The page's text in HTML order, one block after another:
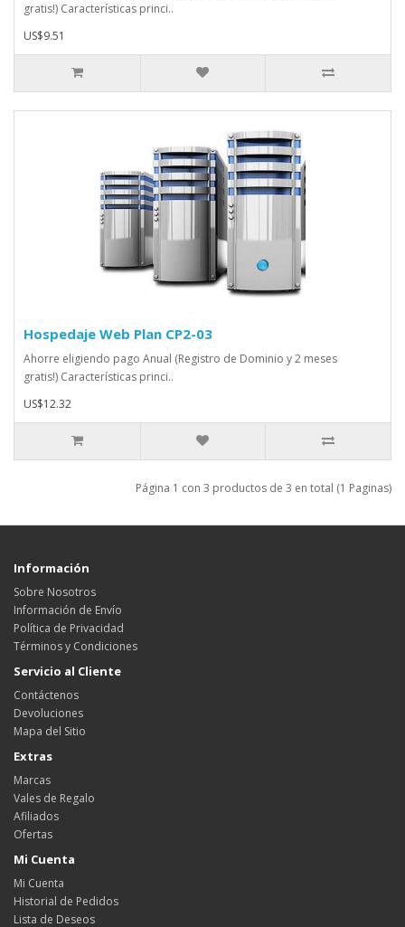
gratis!) Características princi..
US$9.51
Hospedaje Web Plan CP2-03
Ahorre eligiendo pago Anual (Registro de Dominio y 2 meses
gratis!) Características princi..
US$12.32
Página 1 con 3 productos de 3 en total (1 Paginas)
Información
Sobre Nosotros
Información de Envío
Política de Privacidad
Términos y Condiciones
Servicio al Cliente
Contáctenos
Devoluciones
Mapa del Sitio
Extras
Marcas
Vales de Regalo
Afiliados
Ofertas
Mi Cuenta
Mi Cuenta
Historial de Pedidos
Lista de Deseos